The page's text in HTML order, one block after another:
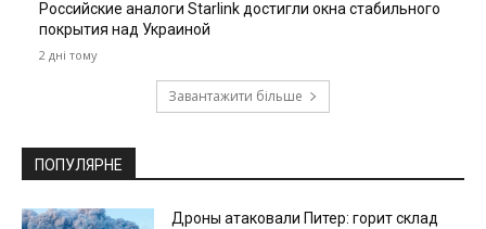
Российские аналоги Starlink достигли окна стабильного
покрытия над Украиной
2 дні тому
Завантажити більше
ПОПУЛЯРНЕ
Дроны атаковали Питер: горит склад